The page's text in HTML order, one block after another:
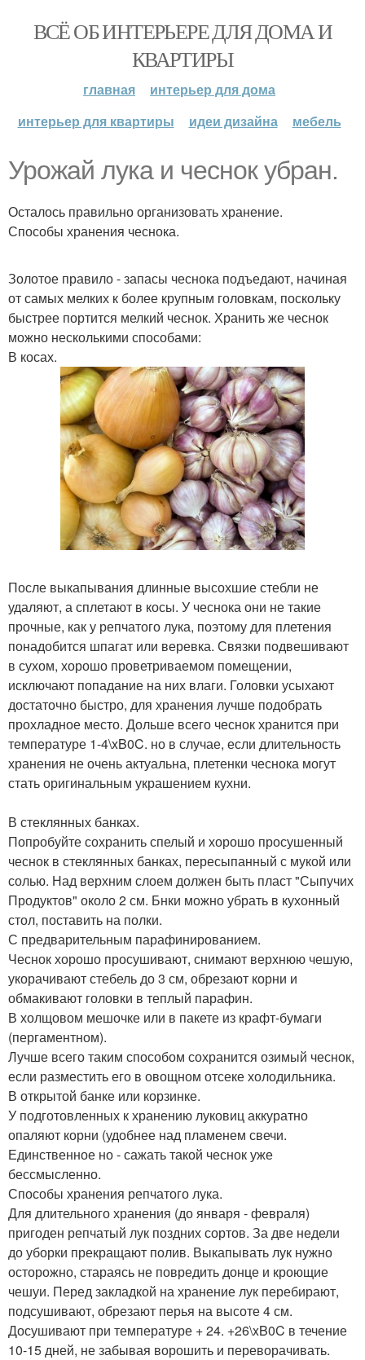
ВСЁ ОБ ИНТЕРЬЕРЕ ДЛЯ ДОМА И
КВАРТИРЫ
главная
интерьер для дома
интерьер для квартиры
идеи дизайна мебель
Урожай лука и чеснок убран.
Осталось правильно организовать хранение.
Способы хранения чеснока.
Золотое правило - запасы чеснока подъедают, начиная
от самых мелких к более крупным головкам, поскольку
быстрее портится мелкий чеснок. Хранить же чеснок
можно несколькими способами:
В косах.
После выкапывания длинные высохшие стебли не
удаляют, а сплетают в косы. У чеснока они не такие
прочные, как у репчатого лука, поэтому для плетения
понадобится шпагат или веревка. Связки подвешивают
в сухом, хорошо проветриваемом помещении,
исключают попадание на них влаги. Головки усыхают
достаточно быстро, для хранения лучше подобрать
прохладное место. Дольше всего чеснок хранится при
температуре 1-4\xB0C. но в случае, если длительность
хранения не очень актуальна, плетенки чеснока могут
стать оригинальным украшением кухни.
В стеклянных банках.
Попробуйте сохранить спелый и хорошо просушенный
чеснок в стеклянных банках, пересыпанный с мукой или
солью. Над верхним слоем должен быть пласт "Сыпучих
Продуктов" около 2 см. Бнки можно убрать в кухонный
стол, поставить на полки.
С предварительным парафинированием.
Чеснок хорошо просушивают, снимают верхнюю чешую,
укорачивают стебель до 3 см, обрезают корни и
обмакивают головки в теплый парафин.
В холщовом мешочке или в пакете из крафт-бумаги
(пергаментном).
Лучше всего таким способом сохранится озимый чеснок,
если разместить его в овощном отсеке холодильника.
В открытой банке или корзинке.
У подготовленных к хранению луковиц аккуратно
опаляют корни (удобнее над пламенем свечи.
Единственное но - сажать такой чеснок уже
бессмысленно.
Способы хранения репчатого лука.
Для длительного хранения (до января - февраля)
пригоден репчатый лук поздних сортов. За две недели
до уборки прекращают полив. Выкапывать лук нужно
осторожно, стараясь не повредить донце и кроющие
чешуи. Перед закладкой на хранение лук перебирают,
подсушивают, обрезают перья на высоте 4 см.
Досушивают при температуре + 24. +26\xB0C в течение
10-15 дней, не забывая ворошить и переворачивать.